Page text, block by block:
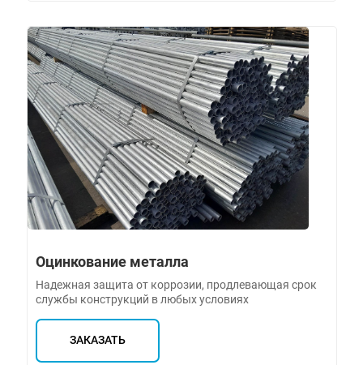
Оцинкование металла
Надежная защита от коррозии, продлевающая срок
службы конструкций в любых условиях
ЗАКАЗАТЬ